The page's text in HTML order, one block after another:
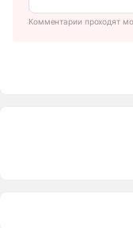
Комментарии проходят